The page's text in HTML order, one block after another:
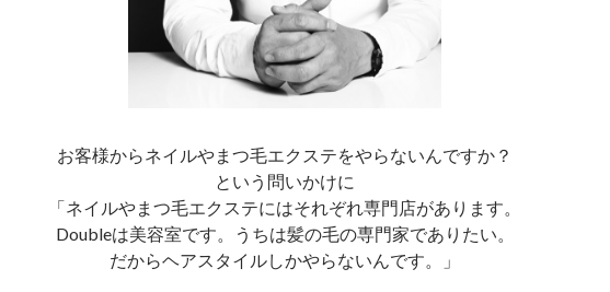
お客様からネイルやまつ毛エクステをやらないんですか？
という問いかけに
「ネイルやまつ毛エクステにはそれぞれ専門店があります。
Doubleは美容室です。うちは髪の毛の専門家でありたい。
だからヘアスタイルしかやらないんです。」